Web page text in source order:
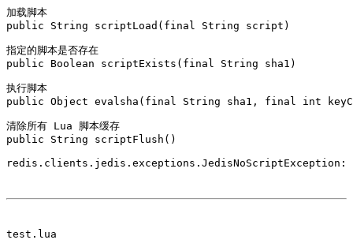
加载脚本
public String scriptLoad(final String script)
指定的脚本是否存在
public Boolean scriptExists(final String sha1)
执行脚本
public Object evalsha(final String sha1, final int
清除所有 Lua 脚本缓存
public String scriptFlush()
redis.clients.jedis.exceptions.JedisNoScriptException:
test.lua